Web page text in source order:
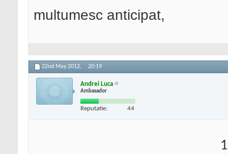
multumesc anticipat,
22nd May 2012, 20:19
Andrei Luca
Ambasador
Reputatie: 44